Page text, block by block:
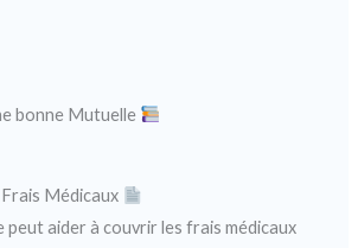
bonne Mutuelle
Médicaux
peut aider à couvrir les frais médicaux